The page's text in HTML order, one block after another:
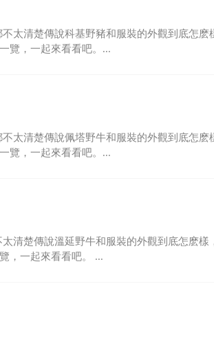
太清楚傳說科基野豬和服裝的外觀到底怎麽
覽，一起來看看吧。...
太清楚傳說佩塔野牛和服裝的外觀到底怎麽
覽，一起來看看吧。...
清楚傳說溫延野牛和服裝的外觀到底怎麽樣
，一起來看看吧。 ...